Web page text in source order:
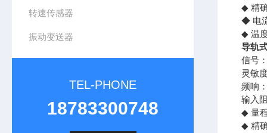
转速传感器
振动变送器
TEL-PHONE
18783300748
◆ 精
◆ 电
◆ 温
导轨
信号
灵敏
频响
输入
◆ 量
◆ 精